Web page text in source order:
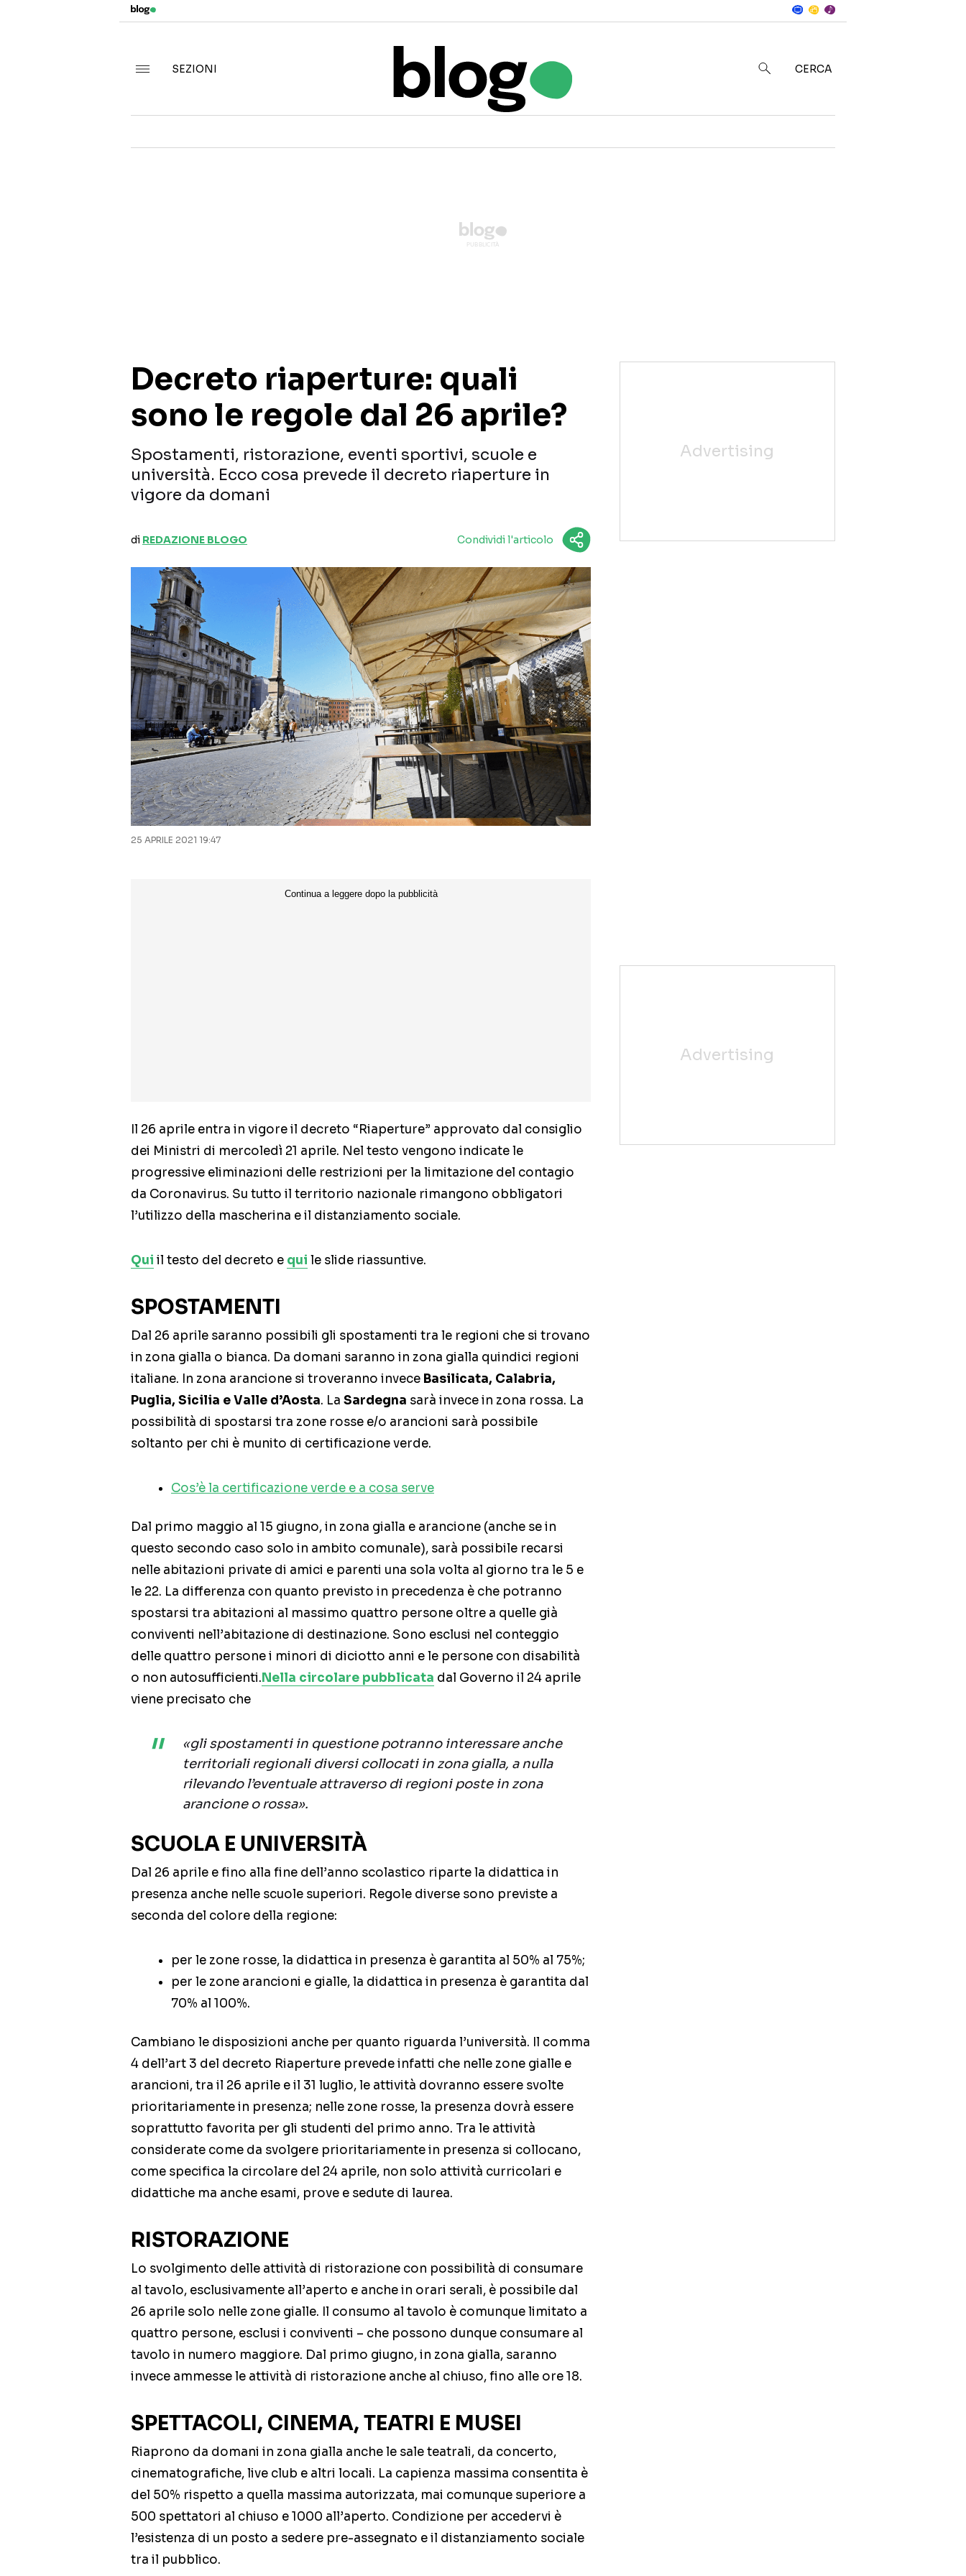
SEZIONI
CERCA
Decreto riaperture: quali
sono le regole dal 26 aprile?
Spostamenti, ristorazione, eventi sportivi, scuole e
università. Ecco cosa prevede il decreto riaperture in
vigore da domani
di REDAZIONE BLOGO Condividi l'articolo
25 APRILE 2021 19:47
Il 26 aprile entra in vigore il decreto “Riaperture” approvato dal consiglio
dei Ministri di mercoledì 21 aprile. Nel testo vengono indicate le
progressive eliminazioni delle restrizioni per la limitazione del contagio
da Coronavirus. Su tutto il territorio nazionale rimangono obbligatori
l’utilizzo della mascherina e il distanziamento sociale.
Qui il testo del decreto e qui le slide riassuntive.
SPOSTAMENTI
Dal 26 aprile saranno possibili gli spostamenti tra le regioni che si trovano
in zona gialla o bianca. Da domani saranno in zona gialla quindici regioni
italiane. In zona arancione si troveranno invece Basilicata, Calabria,
Puglia, Sicilia eValle d’Aosta. La Sardegna sarà invece in zona rossa. La
possibilità di spostarsi tra zone rosse e/o arancioni sarà possibile
soltanto per chi è munito di certificazione verde.
Cos’è la certificazione verde e a cosa serve
Dal primo maggio al 15 giugno, in zona gialla e arancione (anche se in
questo secondo caso solo in ambito comunale), sarà possibile recarsi
nelle abitazioni private di amici e parenti una sola volta al giorno tra le 5 e
le 22. La differenza con quanto previsto in precedenza è che potranno
spostarsi tra abitazioni al massimo quattro persone oltre a quelle già
conviventi nell’abitazione di destinazione. Sono esclusi nel conteggio
delle quattro persone i minori di diciotto anni e le persone con disabilità
o non autosufficienti.Nella circolare pubblicata dal Governo il 24 aprile
viene precisato che
«gli spostamenti in questione potranno interessare anche
territoriali regionali diversi collocati in zona gialla, a nulla
rilevando l’eventuale attraverso di regioni poste in zona
arancione o rossa».
SCUOLA E UNIVERSITÀ
Dal 26 aprile e fino alla fine dell’anno scolastico riparte la didattica in
presenza anche nelle scuole superiori. Regole diverse sono previste a
seconda del colore della regione:
per le zone rosse, la didattica in presenza è garantita al 50% al 75%;
per le zone arancioni e gialle, la didattica in presenza è garantita dal
70% al 100%.
Cambiano le disposizioni anche per quanto riguarda l’università. Il comma
4 dell’art 3 del decreto Riaperture prevede infatti che nelle zone gialle e
arancioni, tra il 26 aprile e il 31 luglio, le attività dovranno essere svolte
prioritariamente in presenza; nelle zone rosse, la presenza dovrà essere
soprattutto favorita per gli studenti del primo anno. Tra le attività
considerate come da svolgere prioritariamente in presenza si collocano,
come specifica la circolare del 24 aprile, non solo attività curricolari e
didattiche ma anche esami, prove e sedute di laurea.
RISTORAZIONE
Lo svolgimento delle attività di ristorazione con possibilità di consumare
al tavolo, esclusivamente all’aperto e anche in orari serali, è possibile dal
26 aprile solo nelle zone gialle. Il consumo al tavolo è comunque limitato a
quattro persone, esclusi i conviventi – che possono dunque consumare al
tavolo in numero maggiore. Dal primo giugno, in zona gialla, saranno
invece ammesse le attività di ristorazione anche al chiuso, fino alle ore 18.
SPETTACOLI, CINEMA, TEATRI E MUSEI
Riaprono da domani in zona gialla anche le sale teatrali, da concerto,
cinematografiche, live club e altri locali. La capienza massima consentita è
del 50% rispetto a quella massima autorizzata, mai comunque superiore a
500 spettatori al chiuso e 1000 all’aperto. Condizione per accedervi è
l’esistenza di un posto a sedere pre-assegnato e il distanziamento sociale
tra il pubblico.